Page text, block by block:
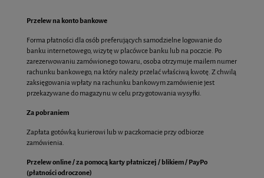
Przelew na konto bankowe
Forma płatności dla osób preferujących samodzielne logowanie do
banku internetowego, wizytę w placówce banku lub na poczcie. Po
zarezerwowaniu zamówionego towaru, osoba otrzymuje mailem numer
rachunku bankowego, na który należy przelać właściwą kwotę. Z chwilą
zaksięgowania wpłaty na rachunku bankowym zamówienie jest
przekazywane do magazynu w celu przygotowania wysyłki.
Za pobraniem
Zapłata gotówką kurierowi lub w paczkomacie przy odbiorze
zamówienia.
Przelew online / za pomocą karty płatniczej / blikiem / PayPo
(płatności odroczone)